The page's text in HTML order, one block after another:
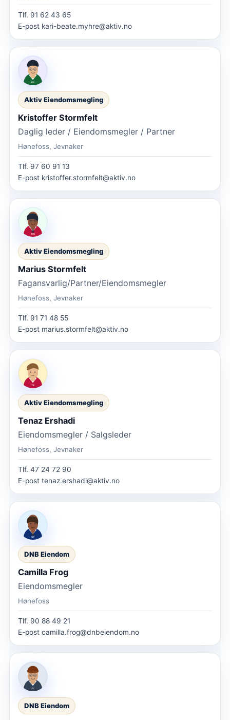
Tlf. 91 62 43 65
E-post kari-beate.myhre@aktiv.no
Aktiv Eiendomsmegling
Kristoffer Stormfelt
Daglig leder / Eiendomsmegler / Partner
Hønefoss, Jevnaker
Tlf. 97 60 91 13
E-post kristoffer.stormfelt@aktiv.no
Aktiv Eiendomsmegling
Marius Stormfelt
Fagansvarlig/Partner/Eiendomsmegler
Hønefoss, Jevnaker
Tlf. 91 71 48 55
E-post marius.stormfelt@aktiv.no
Aktiv Eiendomsmegling
Tenaz Ershadi
Eiendomsmegler / Salgsleder
Hønefoss, Jevnaker
Tlf. 47 24 72 90
E-post tenaz.ershadi@aktiv.no
DNB Eiendom
Camilla Frog
Eiendomsmegler
Hønefoss
Tlf. 90 88 49 21
E-post camilla.frog@dnbeiendom.no
DNB Eiendom